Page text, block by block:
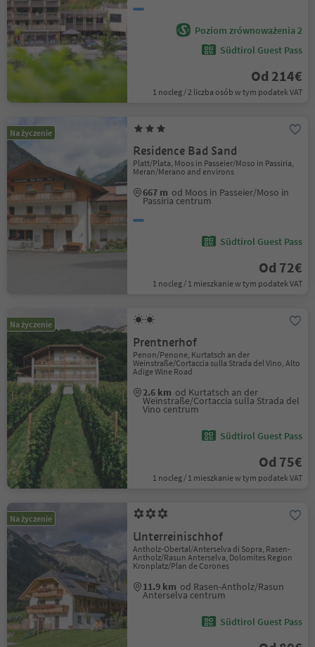
Poziom zrównoważenia 2
Südtirol Guest Pass
Od 214€
1 nocleg / 2 liczba osób w tym podatek VAT
Na życzenie
Residence Bad Sand
Platt/Plata, Moos in Passeier/Moso in Passiria,
Meran/Merano and environs
667 m od Moos in Passeier/Moso in
Passiria centrum
Südtirol Guest Pass
Od 72€
1 nocleg / 1 mieszkanie w tym podatek VAT
Na życzenie
Prentnerhof
Penon/Penone, Kurtatsch an der
Weinstraße/Cortaccia sulla Strada del Vino, Alto
Adige Wine Road
2.6 km od Kurtatsch an der
Weinstraße/Cortaccia sulla Strada del
Vino centrum
Südtirol Guest Pass
Od 75€
1 nocleg / 1 mieszkanie w tym podatek VAT
Na życzenie
Unterreinischhof
Antholz-Obertal/Anterselva di Sopra, Rasen-
Antholz/Rasun Anterselva, Dolomites Region
Kronplatz/Plan de Corones
11.9 km od Rasen-Antholz/Rasun
Anterselva centrum
Südtirol Guest Pass